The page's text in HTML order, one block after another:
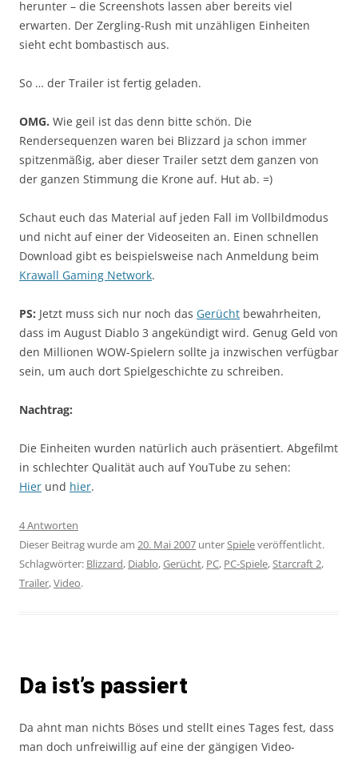
herunter – die Screenshots lassen aber bereits viel
erwarten. Der Zergling-Rush mit unzähligen Einheiten
sieht echt bombastisch aus.
So … der Trailer ist fertig geladen.
OMG. Wie geil ist das denn bitte schön. Die
Rendersequenzen waren bei Blizzard ja schon immer
spitzenmäßig, aber dieser Trailer setzt dem ganzen von
der ganzen Stimmung die Krone auf. Hut ab. =)
Schaut euch das Material auf jeden Fall im Vollbildmodus
und nicht auf einer der Videoseiten an. Einen schnellen
Download gibt es beispielsweise nach Anmeldung beim
Krawall Gaming Network.
PS: Jetzt muss sich nur noch das Gerücht bewahrheiten,
dass im August Diablo 3 angekündigt wird. Genug Geld von
den Millionen WOW-Spielern sollte ja inzwischen verfügbar
sein, um auch dort Spielgeschichte zu schreiben.
Nachtrag:
Die Einheiten wurden natürlich auch präsentiert. Abgefilmt
in schlechter Qualität auch auf YouTube zu sehen:
Hier und hier.
4 Antworten
Dieser Beitrag wurde am 20. Mai 2007 unterSpieleveröffentlicht.
Schlagwörter: Blizzard, Diablo,Gerücht, PC, PC-Spiele,Starcraft 2,
Trailer,Video.
Da ist’s passiert
Da ahnt man nichts Böses und stellt eines Tages fest, dass
man doch unfreiwillig auf eine der gängigen Video-